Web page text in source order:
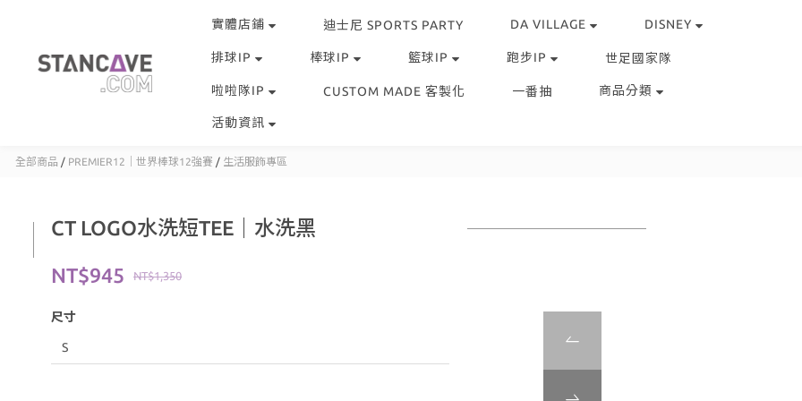
實體店鋪 迪士尼 SPORTS PARTY DA VILLAGE DISNEY
排球IP 棒球IP 籃球IP 跑步IP 世足國家隊
啦啦隊IP CUSTOM MADE 客製化 一番抽 商品分類
活動資訊
全部商品 / PREMIER12｜世界棒球12強賽 / 生活服飾專區
CT LOGO水洗短TEE｜水洗黑
NT$1,350
NT$945
尺寸